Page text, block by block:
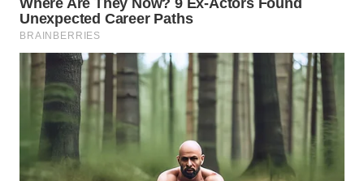
UMKM
WAHANA
SELEB
WAHANA
PERSONA
WAHANA